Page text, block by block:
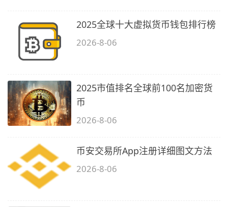
2025全球十大虚拟货币钱包排行榜
2026-8-06
2025市值排名全球前100名加密货
币
2026-8-06
币安交易所App注册详细图文方法
2026-8-06